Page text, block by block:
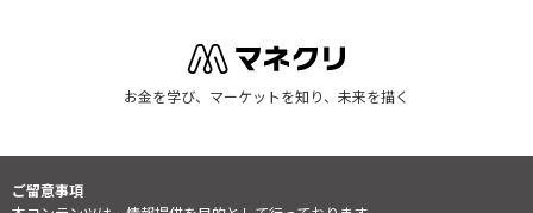
お金を学び、マーケットを知り、未来を描く
ご留意事項